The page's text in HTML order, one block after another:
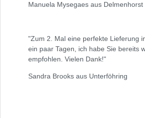
Manuela Mysegaes aus Delmenhorst
"Zum 2. Mal eine perfekte Lieferung
ein paar Tagen, ich habe Sie bereits
empfohlen. Vielen Dank!"
Sandra Brooks aus Unterföhring